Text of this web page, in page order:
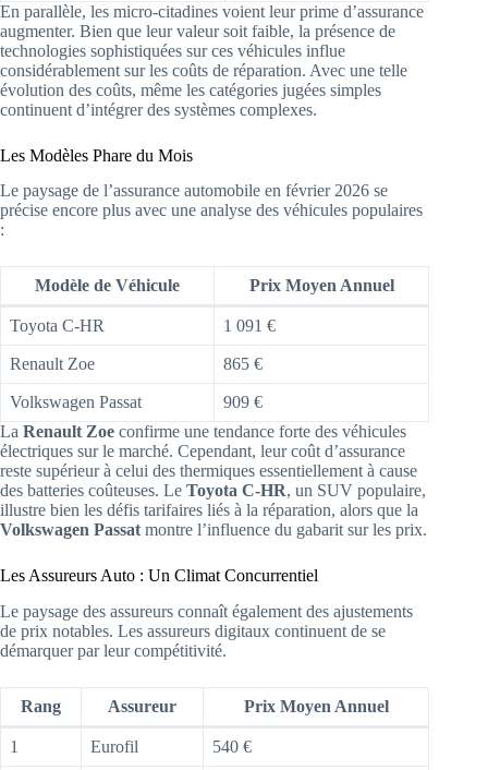
En parallèle, les micro-citadines voient leur prime d’assurance
augmenter. Bien que leur valeur soit faible, la présence de
technologies sophistiquées sur ces véhicules influe
considérablement sur les coûts de réparation. Avec une telle
évolution des coûts, même les catégories jugées simples
continuent d’intégrer des systèmes complexes.
Les Modèles Phare du Mois
Le paysage de l’assurance automobile en février 2026 se
précise encore plus avec une analyse des véhicules populaires
:
Modèle de Véhicule Prix Moyen Annuel
Toyota C-HR 1 091 €
Renault Zoe 865 €
Volkswagen Passat
909 €
La Renault Zoe confirme une tendance forte des véhicules
électriques sur le marché. Cependant, leur coût d’assurance
reste supérieur à celui des thermiques essentiellement à cause
des batteries coûteuses. Le Toyota C-HR, un SUV populaire,
illustre bien les défis tarifaires liés à la réparation, alors que la
Volkswagen Passatmontre l’influence du gabarit sur les prix.
Les Assureurs Auto : Un Climat Concurrentiel
Le paysage des assureurs connaît également des ajustements
de prix notables. Les assureurs digitaux continuent de se
démarquer par leur compétitivité.
Rang Assureur Prix Moyen Annuel
1 Eurofil 540 €